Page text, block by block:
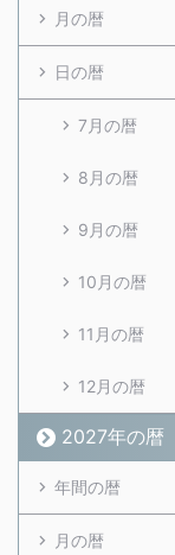
月の暦
日の暦
7月の暦
8月の暦
9月の暦
10月の暦
11月の暦
12月の暦
2027年の暦
年間の暦
月の暦